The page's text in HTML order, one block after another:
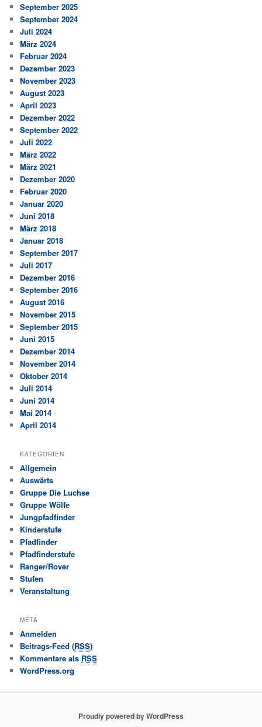
September 2025
September 2024
Juli 2024
März 2024
Februar 2024
Dezember 2023
November 2023
August 2023
April 2023
Dezember 2022
September 2022
Juli 2022
März 2022
März 2021
Dezember 2020
Februar 2020
Januar 2020
Juni 2018
März 2018
Januar 2018
September 2017
Juli 2017
Dezember 2016
September 2016
August 2016
November 2015
September 2015
Juni 2015
Dezember 2014
November 2014
Oktober 2014
Juli 2014
Juni 2014
Mai 2014
April 2014
KATEGORIEN
Allgemein
Auswärts
Gruppe Die Luchse
Gruppe Wölfe
Jungpfadfinder
Kinderstufe
Pfadfinder
Pfadfinderstufe
Ranger/Rover
Stufen
Veranstaltung
META
Anmelden
Beitrags-Feed (RSS)
Kommentare als RSS
WordPress.org
Proudly powered by WordPress